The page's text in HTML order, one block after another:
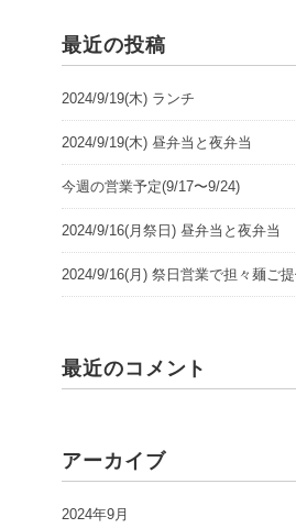
最近の投稿
2024/9/19(木) ランチ
2024/9/19(木) 昼弁当と夜弁当
今週の営業予定(9/17〜9/24)
2024/9/16(月祭日) 昼弁当と夜弁当
2024/9/16(月) 祭日営業で担々麺ご
最近のコメント
アーカイブ
2024年9月